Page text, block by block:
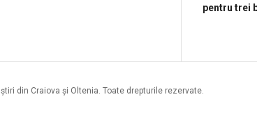
pentru trei
din Craiova și Oltenia. Toate drepturile rezervate.